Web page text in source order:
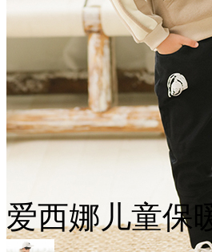
爱西娜儿童保